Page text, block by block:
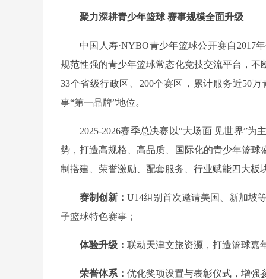
聚力深耕青少年篮球 赛事规模全面升级
中国人寿·NYBO青少年篮球公开赛自2017
规范性强的青少年篮球常态化竞技交流平台，
33个省级行政区、200个赛区，累计服务近50
事“第一品牌”地位。
2025-2026赛季总决赛以“大场面 见世界”
势，打造高规格、高品质、国际化的青少年篮
制搭建、荣誉激励、配套服务、行业赋能四大板
赛制创新： U14组别首次邀请美国、新加坡
子篮球特色赛事；
体验升级： 联动天津文旅资源，打造篮球嘉
荣誉体系： 优化奖项设置与表彰仪式，增强